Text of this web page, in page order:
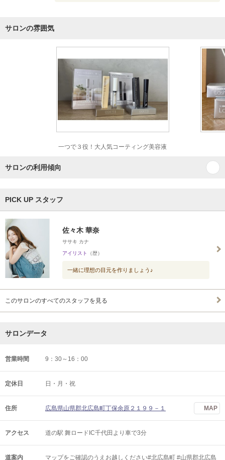
サロンの雰囲気
一つで３役！大人気コーティング美容液
サロンの利用傾向
PICK UP スタッフ
佐々木 華奈
ササキ カナ
アイリスト （歴）
一緒に理想の目元を作りましょう♪
このサロンのすべてのスタッフを見る
サロンデータ
営業時間 9：30～16：00
定休日 日・月・祝
住所 広島県山県郡北広島町丁保余原２１９９－１ MAP
アクセス 道の駅 舞ロードIC千代田より車で3分
道案内 マップをご確認のうえお越しください#北広島町 #山県郡北広島